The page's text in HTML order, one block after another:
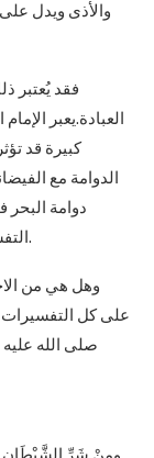
والأذى ويدل على
فقد يُعتبر
العبادة.يعبر
كبيرة قد
الدوامة مع
دوامة
التفسيرات والدلالات التي تخص تلك الرؤيا والله اعلم.
وهل هي من
على كل التفسيرات
صلى الله